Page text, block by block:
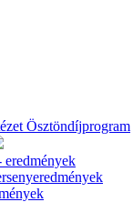
Ösztöndíjprogram
eredmények